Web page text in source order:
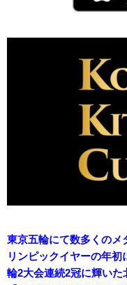
東京五輪にて数多くのメ
リンピックイヤーの年
輪2大会連続2冠に輝い